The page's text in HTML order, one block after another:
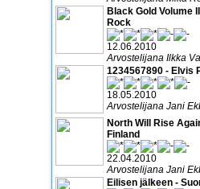
Black Gold Volume
Rock
12.06.2010
Arvostelijana Ilkka
1234567890 - Elvis
18.05.2010
Arvostelijana Jani
North Will Rise
Finland
22.04.2010
Arvostelijana Jani
Eilisen jälkeen -